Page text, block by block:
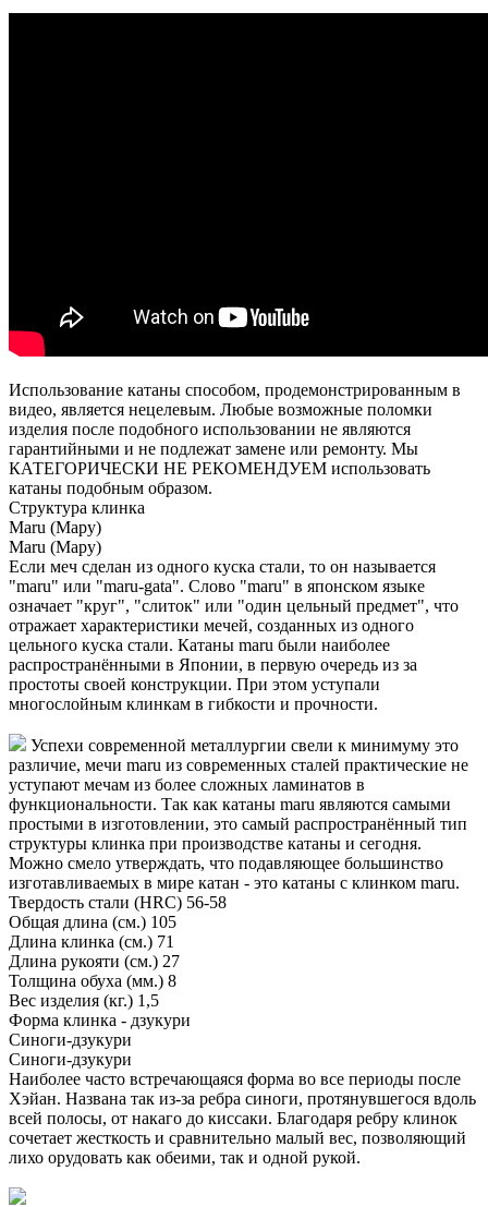
Использование катаны способом, продемонстрированным в
видео, является нецелевым. Любые возможные поломки
изделия после подобного использовании не являются
гарантийными и не подлежат замене или ремонту. Мы
КАТЕГОРИЧЕСКИ НЕ РЕКОМЕНДУЕМ использовать
катаны подобным образом.
Структура клинка
Maru (Мару)
Maru (Мару)
Если меч сделан из одного куска стали, то он называется
"maru" или "maru-gata". Слово "maru" в японском языке
означает "круг", "слиток" или "один цельный предмет", что
отражает характеристики мечей, созданных из одного
цельного куска стали. Катаны maru были наиболее
распространёнными в Японии, в первую очередь из за
простоты своей конструкции. При этом уступали
многослойным клинкам в гибкости и прочности.
Успехи современной металлургии свели к минимуму это
различие, мечи maru из современных сталей практические не
уступают мечам из более сложных ламинатов в
функциональности. Так как катаны maru являются самыми
простыми в изготовлении, это самый распространённый тип
структуры клинка при производстве катаны и сегодня.
Можно смело утверждать, что подавляющее большинство
изготавливаемых в мире катан - это катаны с клинком maru.
Твердость стали (HRC) 56-58
Общая длина (см.) 105
Длина клинка (см.) 71
Длина рукояти (см.) 27
Толщина обуха (мм.) 8
Вес изделия (кг.) 1,5
Форма клинка - дзукури
Синоги-дзукури
Синоги-дзукури
Наиболее часто встречающаяся форма во все периоды после
Хэйан. Названа так из-за ребра синоги, протянувшегося вдоль
всей полосы, от накаго до киссаки. Благодаря ребру клинок
сочетает жесткость и сравнительно малый вес, позволяющий
лихо орудовать как обеими, так и одной рукой.